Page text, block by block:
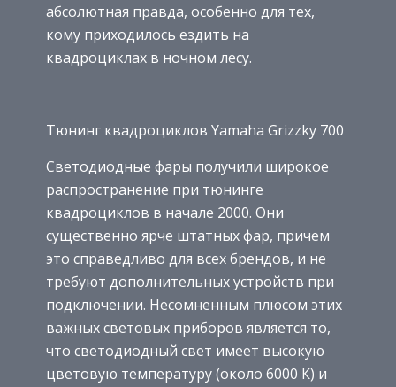
абсолютная правда, особенно для тех,
кому приходилось ездить на
квадроциклах в ночном лесу.
Тюнинг квадроциклов Yamaha Grizzky 700
Светодиодные фары получили широкое
распространение при тюнинге
квадроциклов в начале 2000. Они
существенно ярче штатных фар, причем
это справедливо для всех брендов, и не
требуют дополнительных устройств при
подключении. Несомненным плюсом этих
важных световых приборов является то,
что светодиодный свет имеет высокую
цветовую температуру (около 6000 К) и